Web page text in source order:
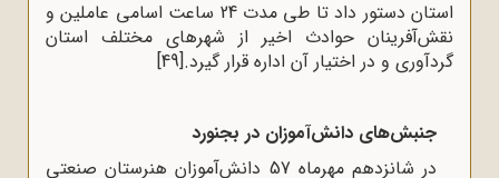
استان دستور داد تا طی مدت 24 ساعت اسامی عاملین و
نقش‌آفرینان حوادث اخیر از شهرهای مختلف استان
گردآوری و در اختیار آن اداره قرار گیرد.[49]
جنبش‌های دانش‌آموزان در بجنورد
در شانزدهم مهرماه 57 دانش‌آموزان هنرستان صنعتی